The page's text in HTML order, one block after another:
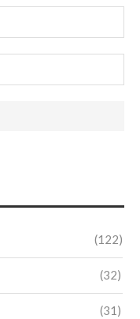
(122)
(32)
(31)